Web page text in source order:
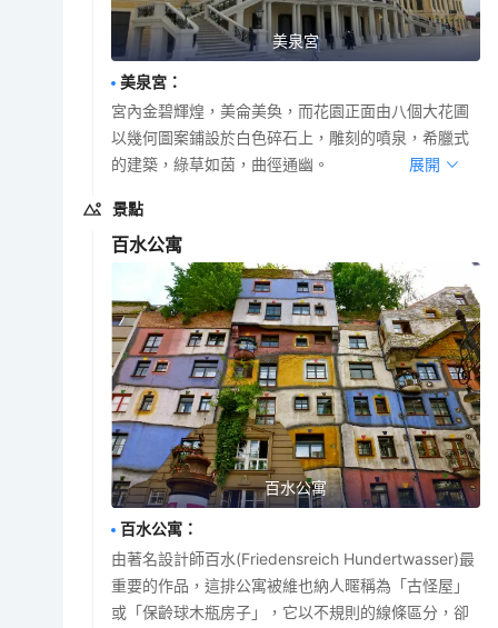
美泉宮
美泉宮 ：
宮內金碧輝煌，美侖美奐，而花園正面由八個大花圃
以幾何圖案鋪設於白色碎石上，雕刻的噴泉，希臘式
的建築，綠草如茵，曲徑通幽。
展開
景點
百水公寓
百水公寓
百水公寓 ：
由著名設計師百水(Friedensreich Hundertwasser)最
重要的作品，這排公寓被維也納人暱稱為「古怪屋」
或「保齡球木瓶房子」，它以不規則的線條區分，卻